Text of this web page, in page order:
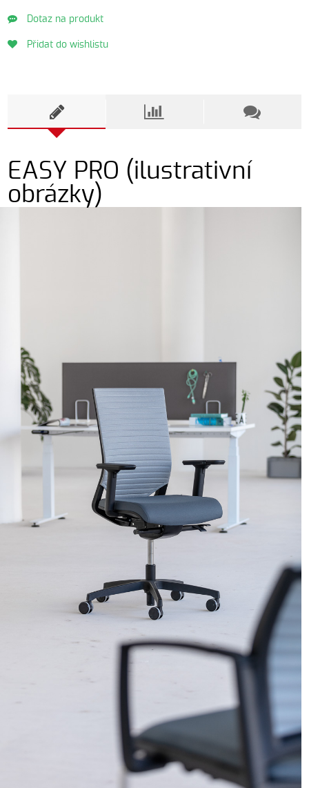
Dotaz na produkt
Přidat do wishlistu
EASY PRO (ilustrativní
obrázky)